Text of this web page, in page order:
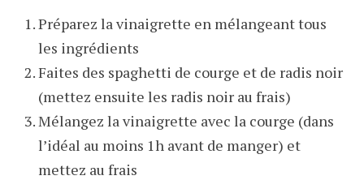
Préparez la vinaigrette en mélangeant tous
les ingrédients
Faites des spaghetti de courge et de radis noir
(mettez ensuite les radis noir au frais)
Mélangez la vinaigrette avec la courge (dans
l’idéal au moins 1h avant de manger) et
mettez au frais